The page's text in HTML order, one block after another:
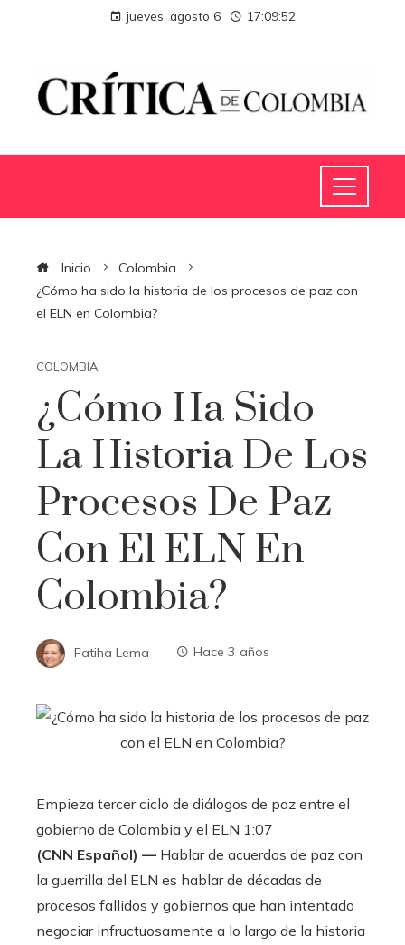
jueves, agosto 6 17:09:53
Inicio
Colombia
¿Cómo ha sido la historia de los procesos de paz con
el ELN en Colombia?
COLOMBIA
¿Cómo Ha Sido
La Historia De Los
Procesos De Paz
Con El ELN En
Colombia?
Fatiha Lema Hace 3 años
Empieza tercer ciclo de diálogos de paz entre el
gobierno de Colombia y el ELN 1:07
(CNN Español) — Hablar de acuerdos de paz con
la guerrilla del ELN es hablar de décadas de
procesos fallidos y gobiernos que han intentado
negociar infructuosamente a lo largo de la historia